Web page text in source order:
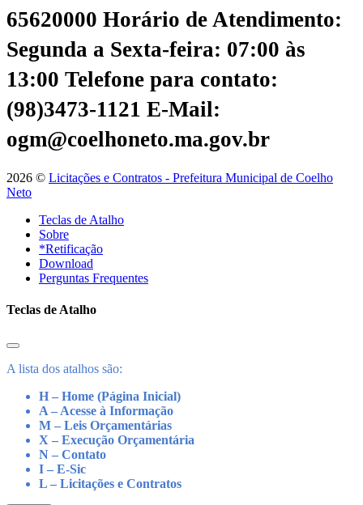
65620000 Horário de Atendimento:
Segunda a Sexta-feira: 07:00 às
13:00 Telefone para contato:
(98)3473-1121 E-Mail:
ogm@coelhoneto.ma.gov.br
2026 © Licitações e Contratos - Prefeitura Municipal de Coelho
Neto
Teclas de Atalho
Sobre
*Retificação
Download
Perguntas Frequentes
Teclas de Atalho
A lista dos atalhos são:
H – Home (Página Inicial)
A – Acesse à Informação
M – Leis Orçamentárias
X – Execução Orçamentária
N – Contato
I – E-Sic
L – Licitações e Contratos